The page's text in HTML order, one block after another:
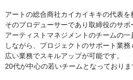
アートの総合商社カイカイキキの代表を
そのプロデューサーであり取締役のサポ
アーティストマネジメントのチームの一
しながら、プロジェクトのサポート業
広い業務でスキルアップが可能です。
20代が中心の若いチームとなっておりま